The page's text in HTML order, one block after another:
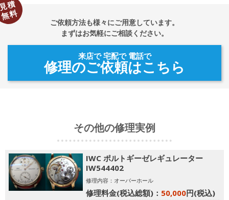
ご依頼方法も様々にご用意しています。
まずはお気軽にご相談ください。
来店で 宅配で 電話で
修理のご依頼はこちら
積
無料
その他の修理実例
IWC ポルトギーゼレギュレーター
IW544402
修理内容：オーバーホール
修理料金(税込総額)： 50,000円(税込)